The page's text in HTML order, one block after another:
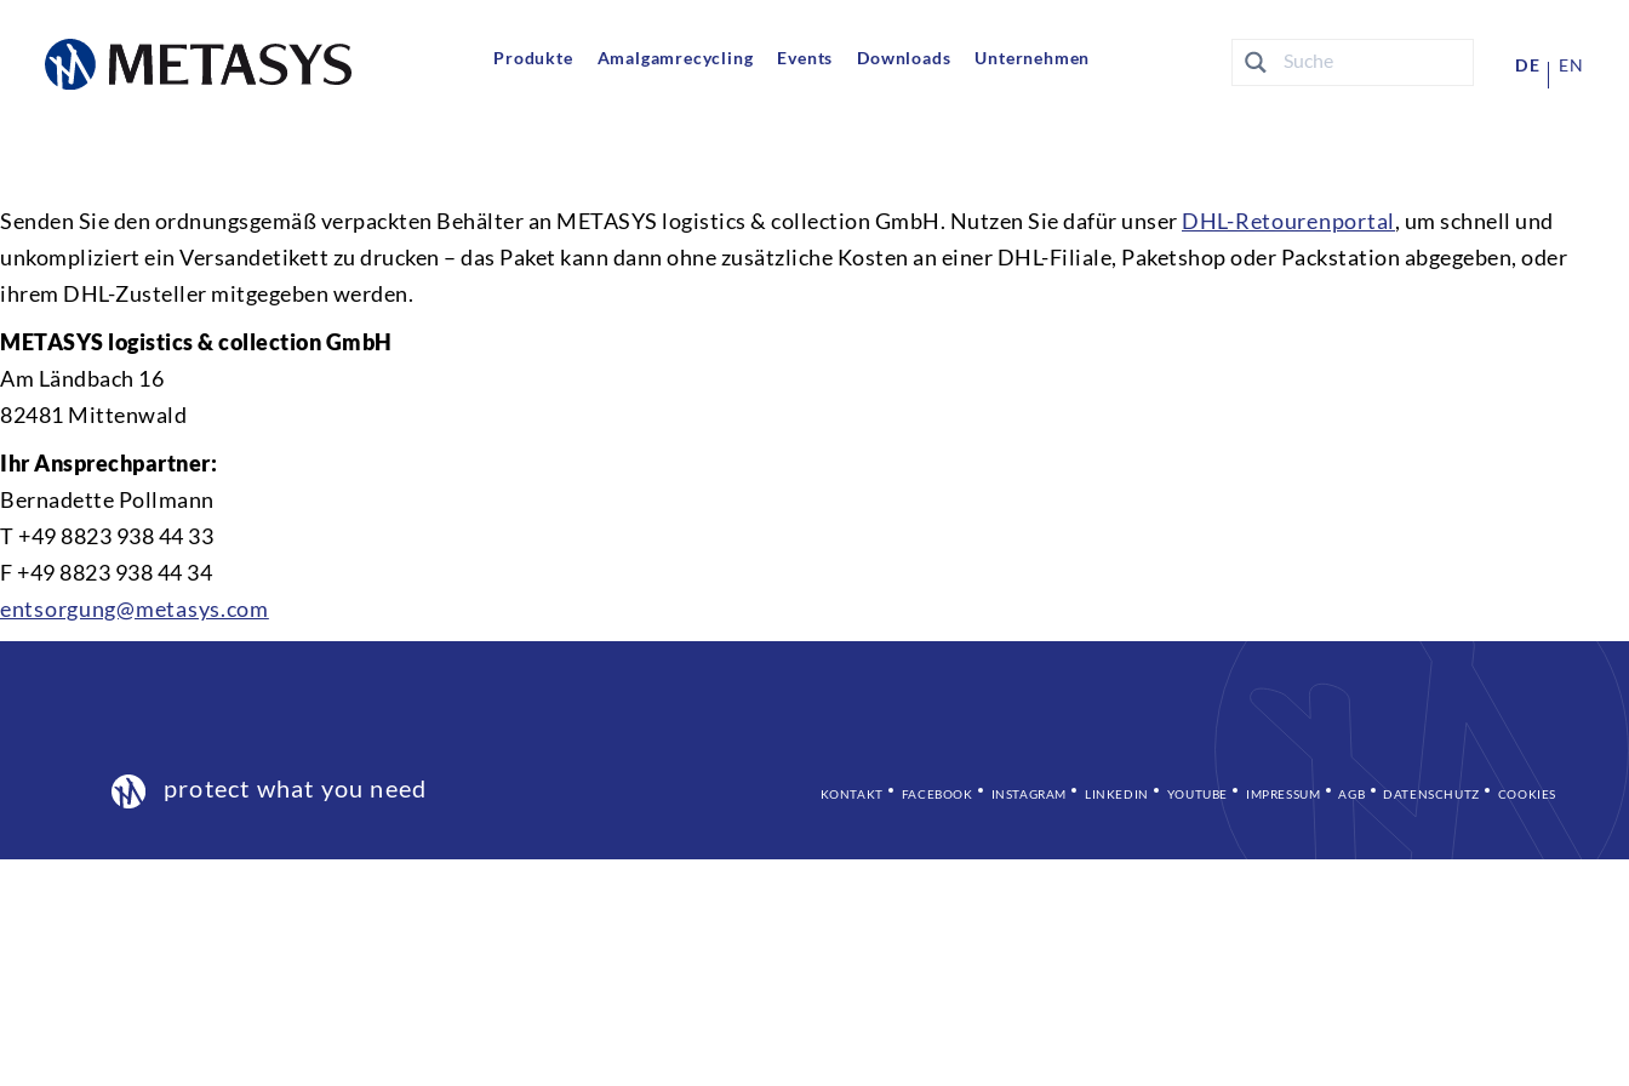
Produkte Amalgamrecycling Events Downloads Unternehmen DE EN
Senden Sie den ordnungsgemäß verpackten Behälter an METASYS logistics & collection GmbH. Nutzen Sie dafür unser DHL-Retourenportal, um schnell und
unkompliziert ein Versandetikett zu drucken – das Paket kann dann ohne zusätzliche Kosten an einer DHL-Filiale, Paketshop oder Packstation abgegeben, oder
ihrem DHL-Zusteller mitgegeben werden.
METASYS logistics & collection GmbH
Am Ländbach 16
82481 Mittenwald
Ihr Ansprechpartner:
Bernadette Pollmann
T +49 8823 938 44 33
F +49 8823 938 44 34
entsorgung@metasys.com
protect what you need KONTAKT FACEBOOK INSTAGRAM LINKEDIN YOUTUBE IMPRESSUM AGB DATENSCHUTZ COOKIES